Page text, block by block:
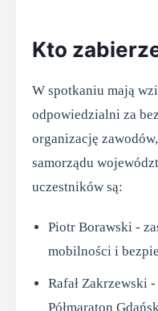
Kto
W spotkaniu mają
odpowiedzialni za
organizację
samorządu
uczestników są:
Piotr Borawski -
mobilności i
Rafał Zakrzewski
Półmaraton